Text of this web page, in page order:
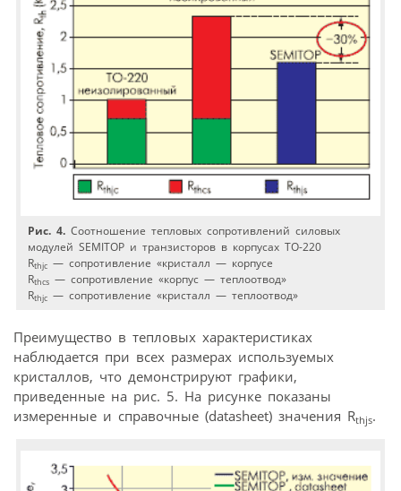
Рис. 4. Соотношение тепловых сопротивлений силовых
модулей SEMITOP и транзисторов в корпусах ТО-220
Rthjc — сопротивление «кристалл — корпусе
Rthcs — сопротивление «корпус — теплоотвод»
Rthjc — сопротивление «кристалл — теплоотвод»
Преимущество в тепловых характеристиках
наблюдается при всех размерах используемых
кристаллов, что демонстрируют графики,
приведенные на рис. 5. На рисунке показаны
измеренные и справочные (datasheet) значения Rthjs.